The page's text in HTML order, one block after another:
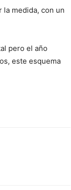
medida, con un
pero el año
este esquema